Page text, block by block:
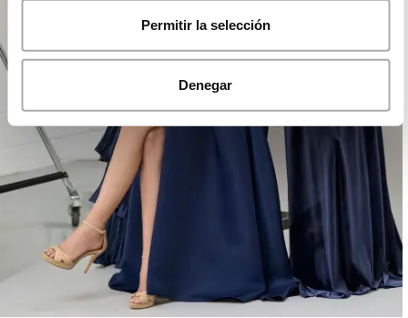
Permitir la selección
Denegar